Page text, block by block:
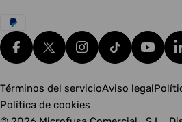
Métodos
de
pagoFacebookX (Twitter)Instagram
tiktok
Términos del servicioAviso legal
Política de cookies